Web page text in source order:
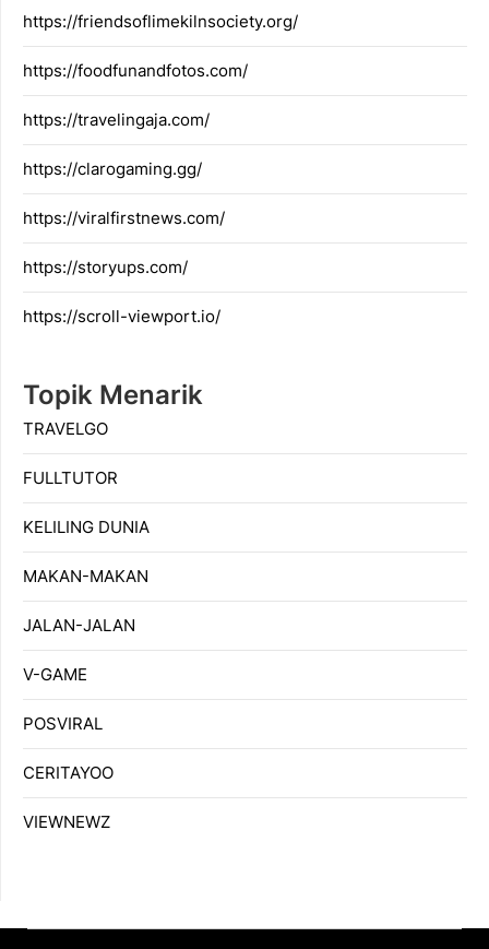
https://friendsoflimekilnsociety.org/
https://foodfunandfotos.com/
https://travelingaja.com/
https://clarogaming.gg/
https://viralfirstnews.com/
https://storyups.com/
https://scroll-viewport.io/
Topik Menarik
TRAVELGO
FULLTUTOR
KELILING DUNIA
MAKAN-MAKAN
JALAN-JALAN
V-GAME
POSVIRAL
CERITAYOO
VIEWNEWZ